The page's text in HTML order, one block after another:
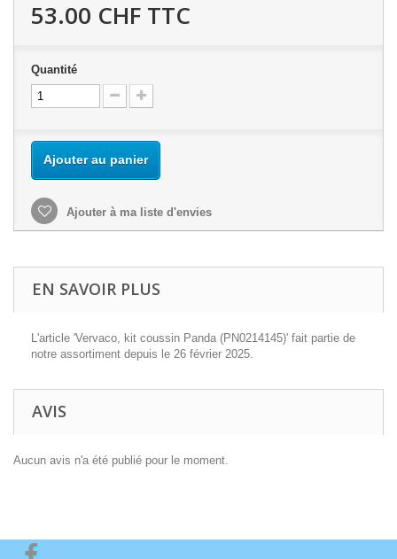
53.00 CHF TTC
Quantité
Ajouter au panier
Ajouter à ma liste d'envies
EN SAVOIR PLUS
L'article 'Vervaco, kit coussin Panda (PN0214145)' fait partie de
notre assortiment depuis le 26 février 2025.
AVIS
Aucun avis n'a été publié pour le moment.